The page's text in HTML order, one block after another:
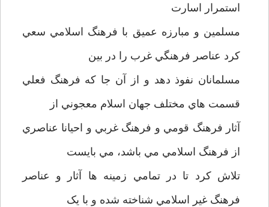
استمرار اسارت
مسلمين و مبارزه عميق با فرهنگ اسلامي سعي
کرد عناصر فرهنگي غرب را در بين
مسلمانان نفوذ دهد و از آن جا که فرهنگ فعلي
قسمت هاي مختلف جهان اسلام معجوني از
آثار فرهنگ قومي و فرهنگ غربي و احيانا عناصري
از فرهنگ اسلامي مي باشد، مي بايست
تلاش کرد تا در تمامي زمينه ها آثار و عناصر
فرهنگ غير اسلامي شناخته شده و با يک